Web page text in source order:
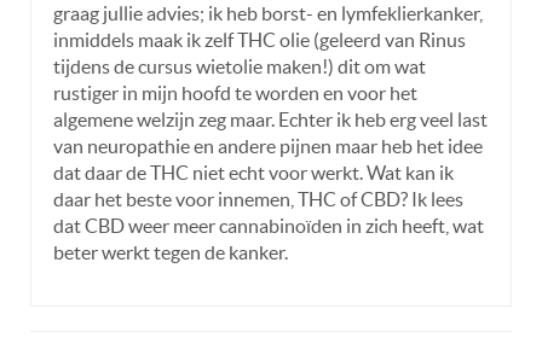
graag jullie advies; ik heb borst- en lymfeklierkanker,
inmiddels maak ik zelf THC olie (geleerd van Rinus
tijdens de cursus wietolie maken!) dit om wat
rustiger in mijn hoofd te worden en voor het
algemene welzijn zeg maar. Echter ik heb erg veel last
van neuropathie en andere pijnen maar heb het idee
dat daar de THC niet echt voor werkt. Wat kan ik
daar het beste voor innemen, THC of CBD? Ik lees
dat CBD weer meer cannabinoïden in zich heeft, wat
beter werkt tegen de kanker.